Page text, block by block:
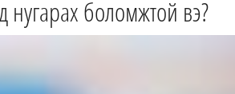
нугарах боломжтой вэ?